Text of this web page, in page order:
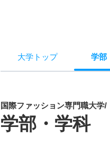
大学トップ 学部
国際ファッション専門職大学/
学部・学科